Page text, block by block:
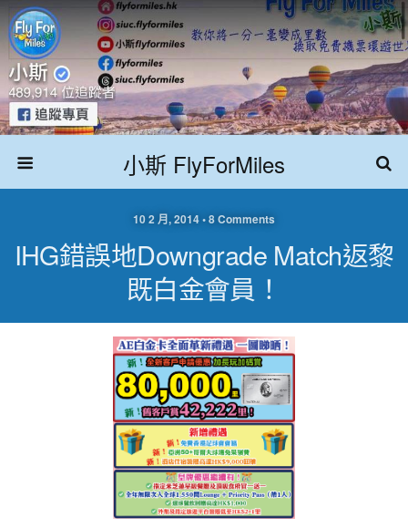
小斯 FlyForMiles
10 2 月, 2014 • 8 Comments
IHG錯誤地downgrade Match返黎
既白金會員！